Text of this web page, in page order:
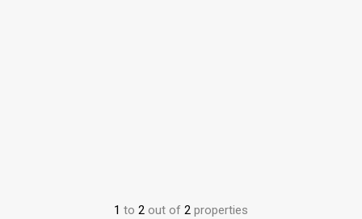
1 to 2 out of 2 properties